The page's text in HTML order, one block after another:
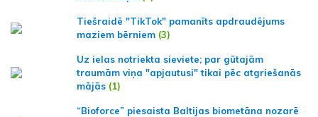
Tiešraidē "TikTok" pamanīts apdraudējums
maziem bērniem (3)
Uz ielas notriekta sieviete; par gūtajām
traumām viņa "apjautusi" tikai pēc atgriešanās
mājās (1)
“Bioforce” piesaista Baltijas biometāna nozarē